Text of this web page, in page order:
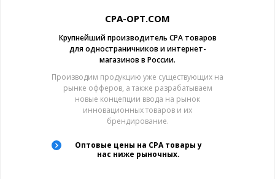
CPA-OPT.COM
Крупнейший производитель CPA товаров
для одностраничников и интернет-
магазинов в России.
Производим продукцию уже существующих на
рынке офферов, а также разрабатываем
новые концепции ввода на рынок
инновационных товаров и их
брендирование.
Оптовые цены на CPA товары у
нас ниже рыночных.